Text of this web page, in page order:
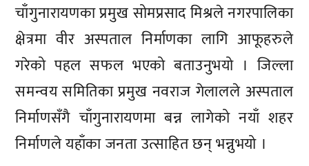
चाँगुनारायणका प्रमुख सोमप्रसाद मिश्रले नगरपालिका
क्षेत्रमा वीर अस्पताल निर्माणका लागि आफूहरुले
गरेको पहल सफल भएको बताउनुभयो । जिल्ला
समन्वय समितिका प्रमुख नवराज गेलालले अस्पताल
निर्माणसँगै चाँगुनारायणमा बन्न लागेको नयाँ शहर
निर्माणले यहाँका जनता उत्साहित छन् भन्नुभयो ।